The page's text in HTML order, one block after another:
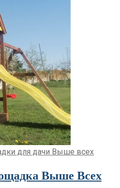
для дачи Выше всех
Выше Всех